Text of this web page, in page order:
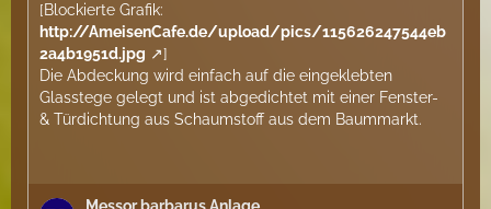
[Blockierte Grafik:
http://AmeisenCafe.de/upload/pics/115626247544eb
2a4b1951d.jpg
]
Die Abdeckung wird einfach auf die eingeklebten
Glasstege gelegt und ist abgedichtet mit einer Fenster-
& Türdichtung aus Schaumstoff aus dem Baummarkt.